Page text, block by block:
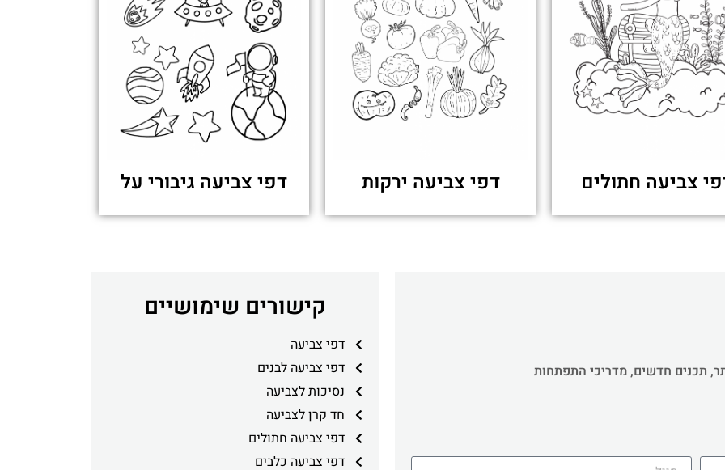
צביעה חתולים דפי צביעה ירקות דפי צביעה גיבורי על
תכנים חדשים, מדריכי התפתחות
קישורים שימושיים
דפי צביעה
דפי צביעה לבנים
נסיכות לצביעה
חד קרן לצביעה
דפי צביעה חתולים
דפי צביעה כלבים